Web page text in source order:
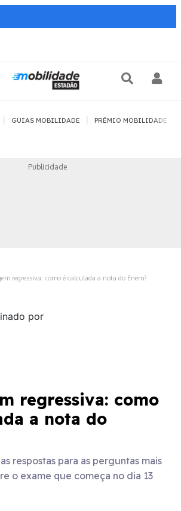
GUIAS MOBILIDADE PRÊMIO MOBILIDADE
Publicidade
regressiva: como é calculada a nota do Enem?
por
regressiva: como
a nota do
respostas para as perguntas mais
o exame que começa no dia 13